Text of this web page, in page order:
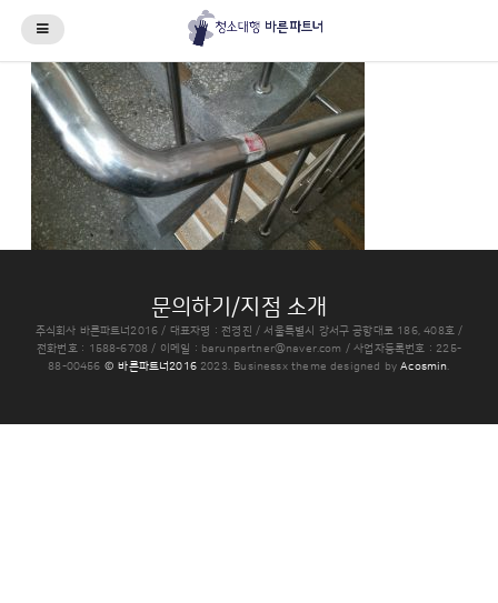
문의하기/지점 소개
주식회사 바른파트너2016 / 대표자명 : 전경진 / 서울특별시 강서구 공항대로 186, 408호 /
전화번호 : 1588-6708 / 이메일 : barunpartner@naver.com / 사업자등록번호 : 225-
88-00456 © 바른파트너20162023. Businessx theme designed byAcosmin.